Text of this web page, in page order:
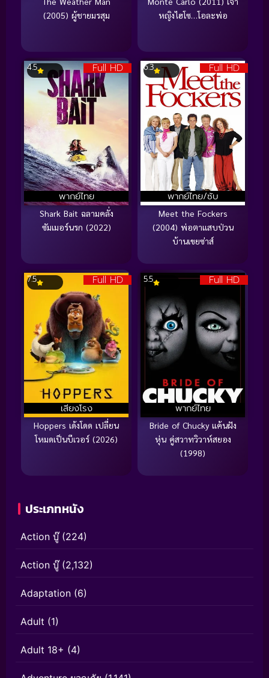
(2005) ผู้ชายมรสุม
หญิงไฮโซ…โอละพ่อ
Full HD
พากย์ไทย
4.5
Shark Bait ฉลามคลั่ง
ซัมเมอร์นรก (2022)
Full HD
พากย์ไทย/ซับ
6.3
Meet the Fockers
(2004) พ่อตาแสบป่วน
บ้านเขยซ่าส์
Full HD
เสียงโรง
7.5
Hoppers เด้งโดด เปลี่ยน
โหมดเป็นบีเวอร์ (2026)
Full HD
พากย์ไทย
5.5
Bride of Chucky แค้นฝัง
หุ่น คู่สวาทวิวาห์สยอง
(1998)
ประเภทหนัง
Action บู๊(224)
Action บู๊(2,132)
Adaptation (6)
Adult (1)
Adult 18+ (4)